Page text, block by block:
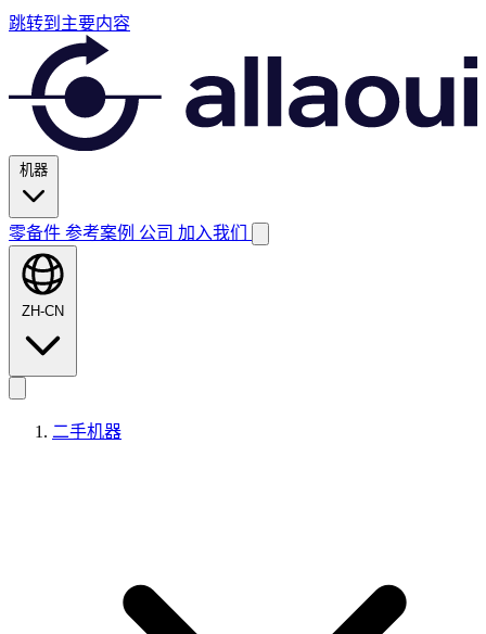
跳转到主要内容
机器
零备件 参考案例 公司 加入我们
ZH-CN
二手机器